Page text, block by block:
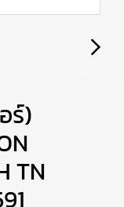
ร์)
TN